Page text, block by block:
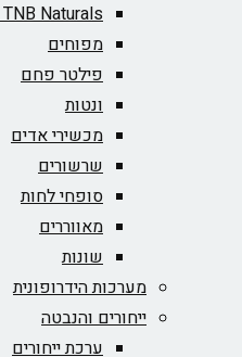
Naturals
מפוחים
פילטר פחם
ונטות
מכשירי אדים
שרשורים
סופחי לחות
מאווררים
שונות
מערכות הידרופונית
ייחורים והנבטה
ערכת ייחורים